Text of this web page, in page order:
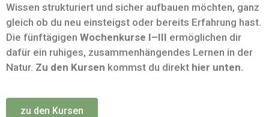
Wissen strukturiert und sicher aufbauen möchten, ganz
gleich ob du neu einsteigst oder bereits Erfahrung hast.
Die fünftägigen Wochenkurse I–III ermöglichen dir
dafür ein ruhiges, zusammenhängendes Lernen in der
Natur. Zu den Kursen kommst du direkt hier unten.
zu den Kursen